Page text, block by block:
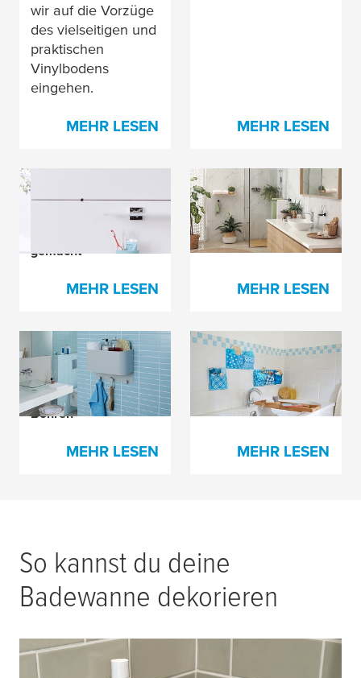
wir auf die Vorzüge
des vielseitigen und
praktischen
Vinylbodens
eingehen.
MEHR LESEN MEHR LESEN
Reparaturen leicht
gemacht
MEHR LESEN
Green meets Black -
Badezimmer Styles
MEHR LESEN
Badezimmer-
Wandregal –
Befestigen ohne
Bohren
MEHR LESEN
Wachstuchutensilos -
alles in Ordnung im
Bad
MEHR LESEN
So kannst du deine
Badewanne dekorieren